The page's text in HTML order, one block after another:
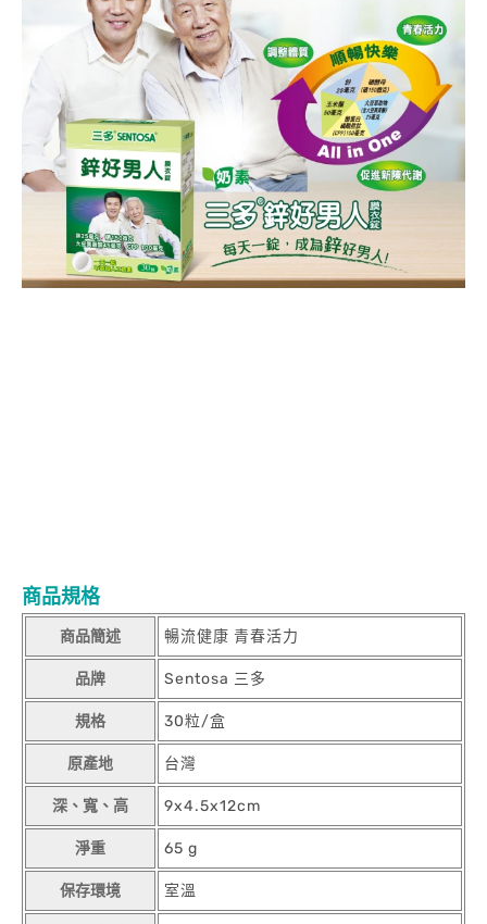
商品規格
商品簡述 暢流健康 青春活力
品牌 Sentosa 三多
規格 30粒/盒
原產地 台灣
深、寬、高 9x4.5x12cm
淨重 65 g
保存環境 室溫